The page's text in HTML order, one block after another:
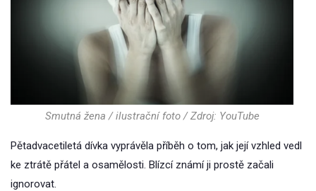
Smutná žena / ilustrační foto / Zdroj: YouTube
Pětadvacetiletá dívka vyprávěla příběh o tom, jak její vzhled vedl
ke ztrátě přátel a osamělosti. Blízcí známí ji prostě začali
ignorovat.